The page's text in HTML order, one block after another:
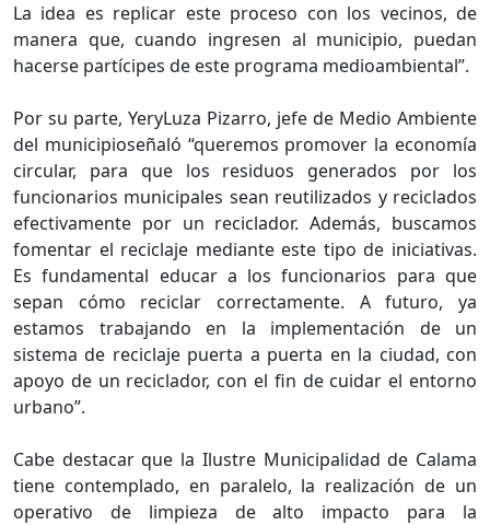
La idea es replicar este proceso con los vecinos, de
manera que, cuando ingresen al municipio, puedan
hacerse partícipes de este programa medioambiental”.
Por su parte, YeryLuza Pizarro, jefe de Medio Ambiente
del municipioseñaló “queremos promover la economía
circular, para que los residuos generados por los
funcionarios municipales sean reutilizados y reciclados
efectivamente por un reciclador. Además, buscamos
fomentar el reciclaje mediante este tipo de iniciativas.
Es fundamental educar a los funcionarios para que
sepan cómo reciclar correctamente. A futuro, ya
estamos trabajando en la implementación de un
sistema de reciclaje puerta a puerta en la ciudad, con
apoyo de un reciclador, con el fin de cuidar el entorno
urbano”.
Cabe destacar que la Ilustre Municipalidad de Calama
tiene contemplado, en paralelo, la realización de un
operativo de limpieza de alto impacto para la